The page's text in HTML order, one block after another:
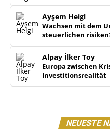
Ayşem Heigl
Wachsen mit dem
steuerlichen
Alpay İlker Toy
Europa zwischen
Investitionsrealität
NEUESTE